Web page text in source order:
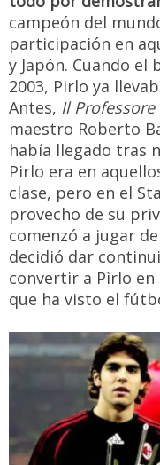
campeón del
participación en
y Japón. Cuando
2003, Pirlo ya
Antes, Il Professore
maestro Roberto
había llegado tras
Pirlo era en
clase, pero en el
provecho de su
comenzó a jugar
decidió dar
convertir a Pìrlo
que ha visto el